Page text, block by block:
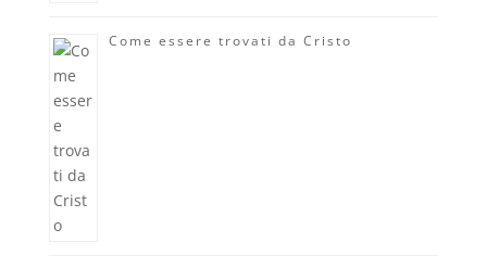
Come essere trovati da Cristo